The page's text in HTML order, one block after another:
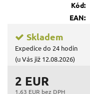
Kód:
EAN:
Skladem
Expedice do 24 hodin
(u Vás již 12.08.2026)
2 EUR
1.63 EUR bez DPH